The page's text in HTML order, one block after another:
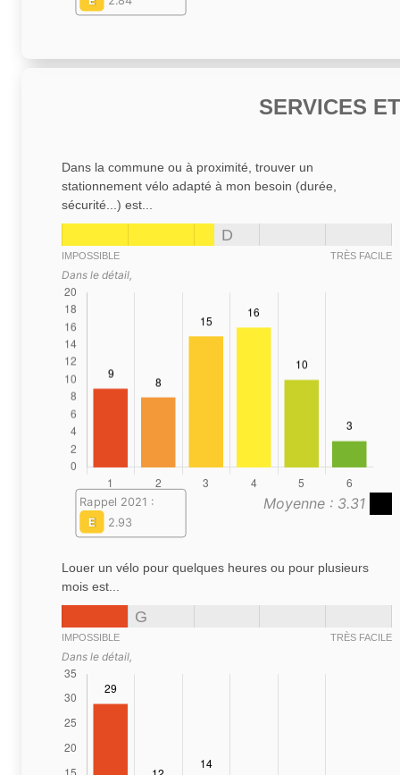
SERVICES
Dans la commune ou à proximité, trouver un
stationnement vélo adapté à mon besoin (durée,
sécurité...) est...
D
IMPOSSIBLE TRÈS FACILE
Dans le détail,
Moyenne : 3.31
Rappel 2021 :
E
2.93
Louer un vélo pour quelques heures ou pour plusieurs
mois est...
G
IMPOSSIBLE TRÈS FACILE
Dans le détail,